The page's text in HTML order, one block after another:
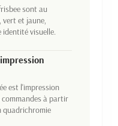
sont au
vert et jaune,
visuelle.
est l'impression
à partir
quadrichromie